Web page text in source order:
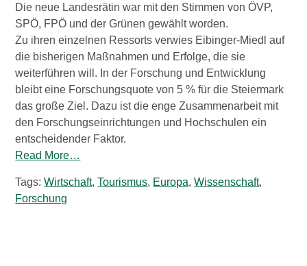
Die neue Landesrätin war mit den Stimmen von ÖVP,
SPÖ, FPÖ und der Grünen gewählt worden.
Zu ihren einzelnen Ressorts verwies Eibinger-Miedl auf
die bisherigen Maßnahmen und Erfolge, die sie
weiterführen will. In der Forschung und Entwicklung
bleibt eine Forschungsquote von 5 % für die Steiermark
das große Ziel. Dazu ist die enge Zusammenarbeit mit
den Forschungseinrichtungen und Hochschulen ein
entscheidender Faktor.
Read More…
Tags:Wirtschaft,Tourismus, Europa,Wissenschaft,
Forschung